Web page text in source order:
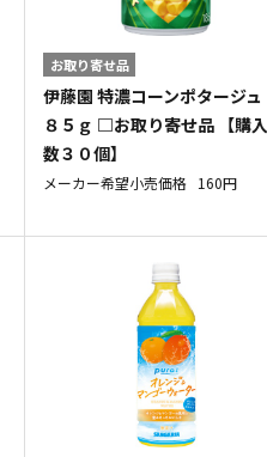
お取り寄せ品
伊藤園 特濃コーンポタージュ
８５ｇ □お取り寄せ品 【購
数３０個】
メーカー希望小売価格 160円